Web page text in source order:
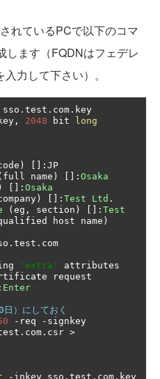
れているPCで以下のコマ
します（FQDNはフェデレ
力して下さい）。
sso . test . com .
, 2048 bit long
) []:
full name ) []: Osaka
[]: Osaka
) []: Test Ltd .
(eg , section ) []: Test
host name)
. test . com
'extra'
attributes
request
Enter
）にしておく
- req - signkey
. com . csr >
- inkey sso . test . com .